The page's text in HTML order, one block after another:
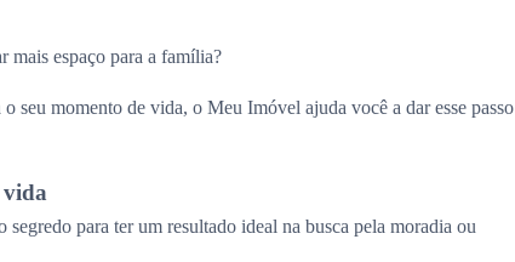
mais espaço para a família?
o seu momento de vida, o Meu Imóvel ajuda você a dar esse passo
vida
para ter um resultado ideal na busca pela moradia ou